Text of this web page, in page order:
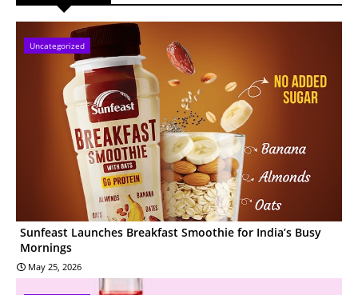
Uncategorized
Sunfeast Launches Breakfast Smoothie for India’s Busy
Mornings
May 25, 2026